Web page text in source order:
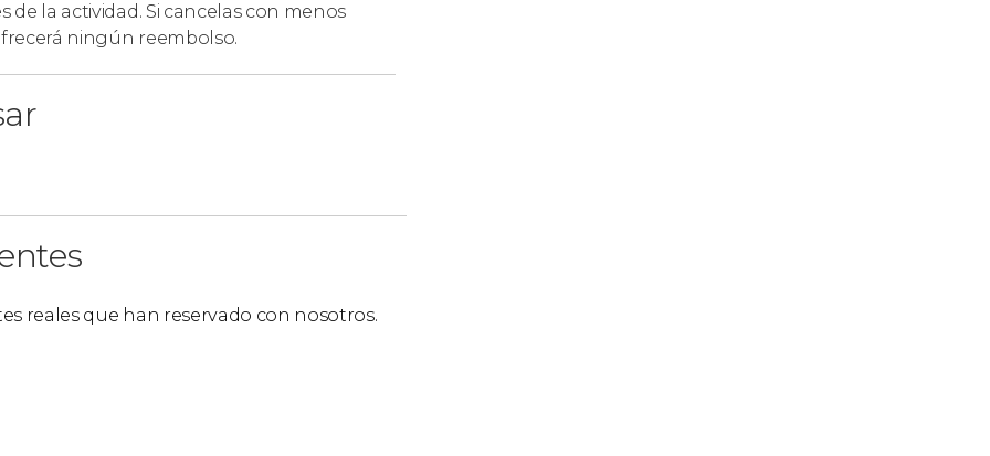
Suhil), os recogeremos en la
el centro de Asuán ni en ninguna de las
de la actividad. Si cancelas con menos
ningún reembolso.
reales que han reservado con nosotros.